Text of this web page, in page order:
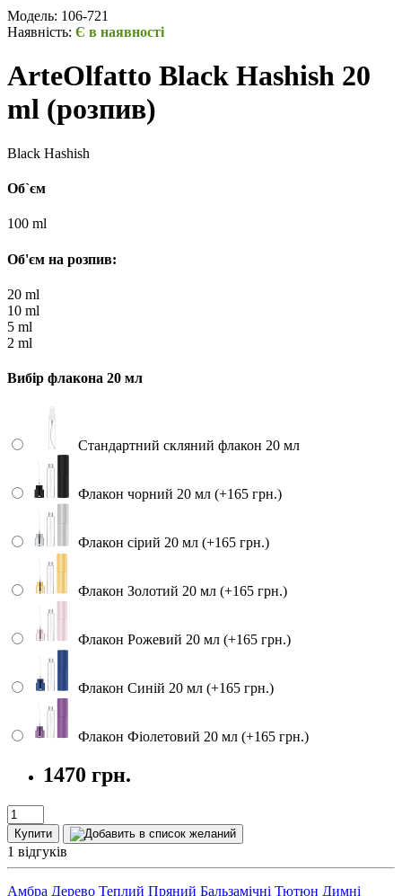
Модель: 106-721
Наявність: Є в наявності
ArteOlfatto Black Hashish 20
ml (розпив)
Black Hashish
Об`єм
100 ml
Об'єм на розпив:
20 ml
10 ml
5 ml
2 ml
Вибір флакона 20 мл
Стандартний скляний флакон 20 мл
Флакон чорний 20 мл (+165 грн.)
Флакон сірий 20 мл (+165 грн.)
Флакон Золотий 20 мл (+165 грн.)
Флакон Рожевий 20 мл (+165 грн.)
Флакон Синій 20 мл (+165 грн.)
Флакон Фіолетовий 20 мл (+165 грн.)
1470 грн.
Купити
1 відгуків
Амбра Дерево Теплий Пряний Бальзамічні Тютюн Димні